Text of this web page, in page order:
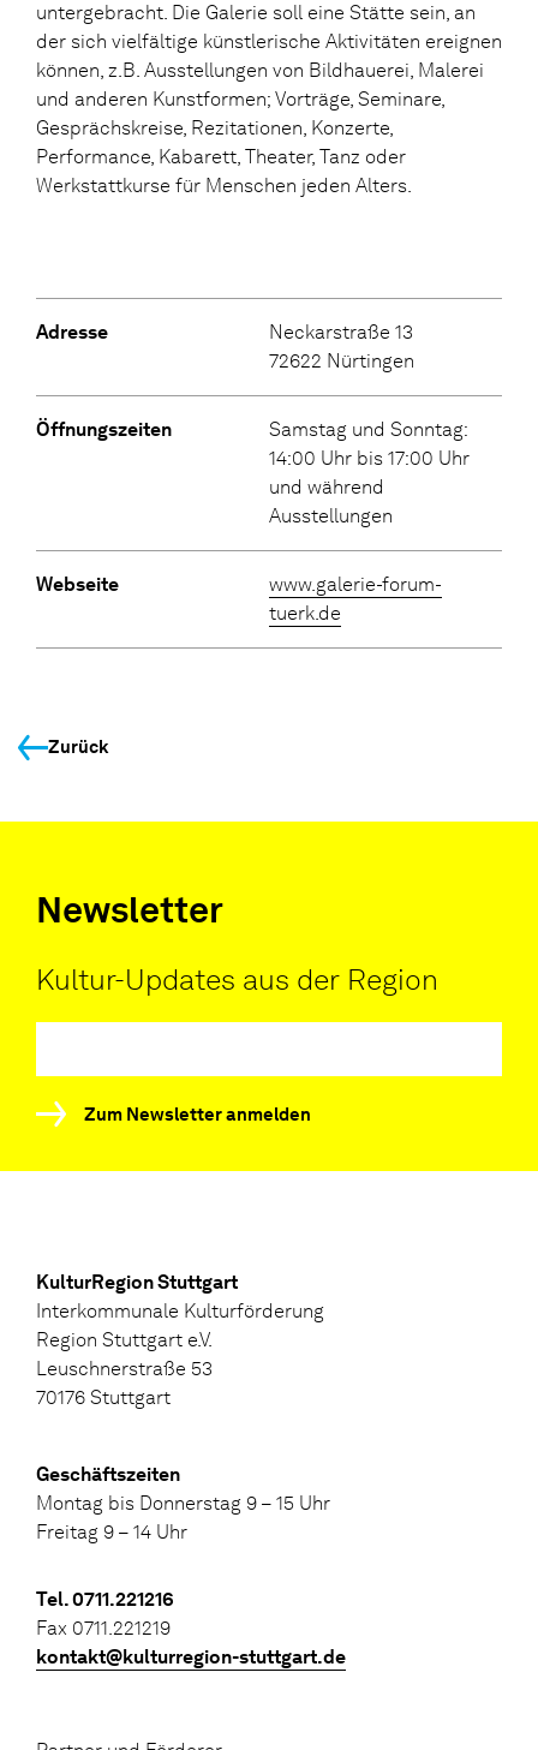
untergebracht. Die Galerie soll eine Stätte sein, an
der sich vielfältige künstlerische Aktivitäten ereignen
können, z.B. Ausstellungen von Bildhauerei, Malerei
und anderen Kunstformen; Vorträge, Seminare,
Gesprächskreise, Rezitationen, Konzerte,
Performance, Kabarett, Theater, Tanz oder
Werkstattkurse für Menschen jeden Alters.
Adresse
Neckarstraße 13
72622 Nürtingen
Öffnungszeiten
Samstag und Sonntag:
14:00 Uhr bis 17:00 Uhr
und während
Ausstellungen
Webseite
www.galerie-forum-
tuerk.de
Zurück
Newsletter
Kultur-Updates aus der Region
Zum Newsletter anmelden
KulturRegion Stuttgart
Interkommunale Kulturförderung
Region Stuttgart e.V.
Leuschnerstraße 53
70176 Stuttgart
Geschäftszeiten
Montag bis Donnerstag 9 – 15 Uhr
Freitag 9 – 14 Uhr
Tel. 0711.221216
Fax 0711.221219
kontakt@kulturregion-stuttgart.de